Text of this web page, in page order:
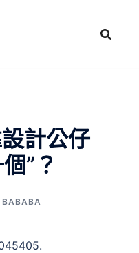
計公仔
”？
BABABA